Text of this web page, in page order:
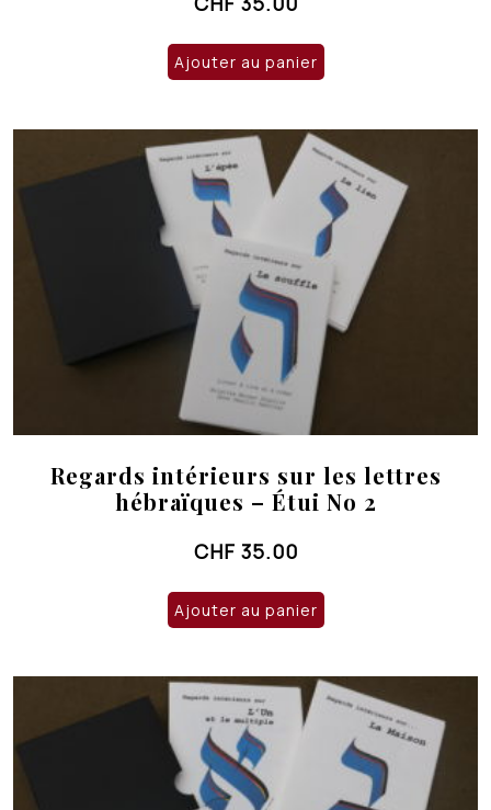
Ajouter au panier
Regards intérieurs sur les lettres
hébraïques – Étui No 2
CHF 35.00
Ajouter au panier